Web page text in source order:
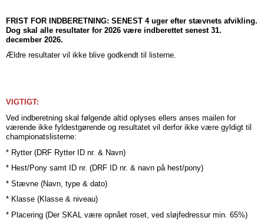
FRIST FOR INDBERETNING: SENEST 4 uger efter stævnets afvikling.
Dog skal alle resultater for 2026 være indberettet senest 31.
december 2026.
Ældre resultater vil ikke blive godkendt til listerne.
VIGTIGT:
Ved indberetning skal følgende altid oplyses ellers anses mailen for
værende ikke fyldestgørende og resultatet vil derfor ikke være gyldigt til
championatslisterne:
* Rytter (DRF Rytter ID nr. & Navn)
* Hest/Pony samt ID nr. (DRF ID nr. & navn på hest/pony)
* Stævne (Navn, type & dato)
* Klasse (Klasse & niveau)
* Placering (Der SKAL være opnået roset, ved sløjfedressur min. 65%)